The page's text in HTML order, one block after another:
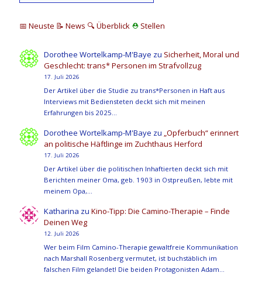
📅 Neuste 📝 News 🔍 Überblick ⛑ Stellen
Dorothee Wortelkamp-M'Baye zu Sicherheit, Moral und
Geschlecht: trans* Personen im Strafvollzug
17. Juli 2026
Der Artikel über die Studie zu trans*Personen in Haft aus
Interviews mit Bediensteten deckt sich mit meinen
Erfahrungen bis 2025…
Dorothee Wortelkamp-M'Baye zu „Opferbuch“ erinnert
an politische Häftlinge im Zuchthaus Herford
17. Juli 2026
Der Artikel über die politischen Inhaftierten deckt sich mit
Berichten meiner Oma, geb. 1903 in Ostpreußen, lebte mit
meinem Opa,…
Katharina zuKino-Tipp: Die Camino-Therapie – Finde
Deinen Weg
12. Juli 2026
Wer beim Film Camino-Therapie gewaltfreie Kommunikation
nach Marshall Rosenberg vermutet, ist buchstäblich im
falschen Film gelandet! Die beiden Protagonisten Adam…